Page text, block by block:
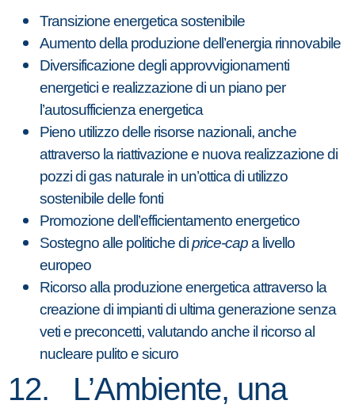
Transizione energetica sostenibile
Aumento della produzione dell’energia rinnovabile
Diversificazione degli approvvigionamenti
energetici e realizzazione di un piano per
l’autosufficienza energetica
Pieno utilizzo delle risorse nazionali, anche
attraverso la riattivazione e nuova realizzazione di
pozzi di gas naturale in un’ottica di utilizzo
sostenibile delle fonti
Promozione dell’efficientamento energetico
Sostegno alle politiche diprice-capa livello
europeo
Ricorso alla produzione energetica attraverso la
creazione di impianti di ultima generazione senza
veti e preconcetti, valutando anche il ricorso al
nucleare pulito e sicuro
12. L’Ambiente, una